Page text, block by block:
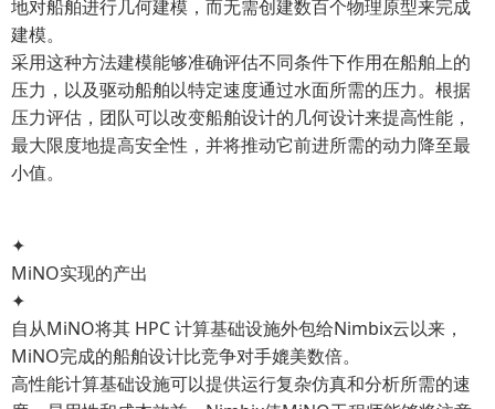
地对船舶进行几何建模，而无需创建数百个物理原型来完成
建模。
采用这种方法建模能够准确评估不同条件下作用在船舶上的
压力，以及驱动船舶以特定速度通过水面所需的压力。根据
压力评估，团队可以改变船舶设计的几何设计来提高性能，
最大限度地提高安全性，并将推动它前进所需的动力降至最
小值。
✦
MiNO实现的产出
✦
自从MiNO将其 HPC 计算基础设施外包给Nimbix云以来，
MiNO完成的船舶设计比竞争对手媲美数倍。
高性能计算基础设施可以提供运行复杂仿真和分析所需的速